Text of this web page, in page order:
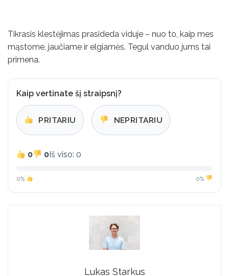
Tikrasis klestėjimas prasideda viduje – nuo ​​to, kaip mes
mąstome, jaučiame ir elgiamės. Tegul vanduo jums tai
primena.
Kaip vertinate šį straipsnį?
PRITARIU NEPRITARIU
0 0 Iš viso: 0
0% 0%
Lukas Starkus